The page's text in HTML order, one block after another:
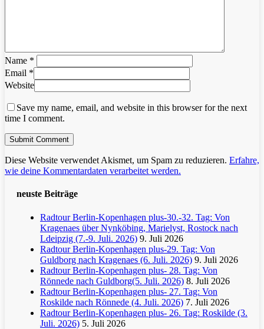
Name *
Email *
Website
Save my name, email, and website in this browser for the next
time I comment.
Diese Website verwendet Akismet, um Spam zu reduzieren. Erfahre,
wie deine Kommentardaten verarbeitet werden.
neuste Beiträge
Radtour Berlin-Kopenhagen plus-30.-32. Tag: Von
Kragenaes über Nynköbing, Marielyst, Rostock nach
Ldeipzig (7.-9. Juli. 2026) 9. Juli 2026
Radtour Berlin-Kopenhagen plus-29. Tag: Von
Guldborg nach Kragenaes (6. Juli. 2026) 9. Juli 2026
Radtour Berlin-Kopenhagen plus- 28. Tag: Von
Rönnede nach Guldborg(5. Juli. 2026) 8. Juli 2026
Radtour Berlin-Kopenhagen plus- 27. Tag: Von
Roskilde nach Rönnede (4. Juli. 2026) 7. Juli 2026
Radtour Berlin-Kopenhagen plus- 26. Tag: Roskilde (3.
Juli. 2026) 5. Juli 2026